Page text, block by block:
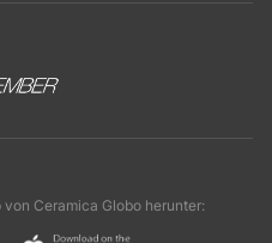
Ceramica Globo herunter: